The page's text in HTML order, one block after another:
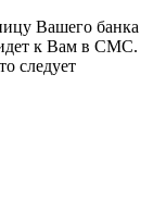
Вашего банка
к Вам в СМС.
следует